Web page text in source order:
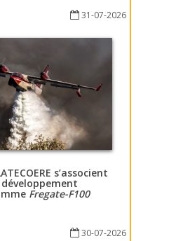
31-07-2026
s’associent
Fregate-F100
30-07-2026